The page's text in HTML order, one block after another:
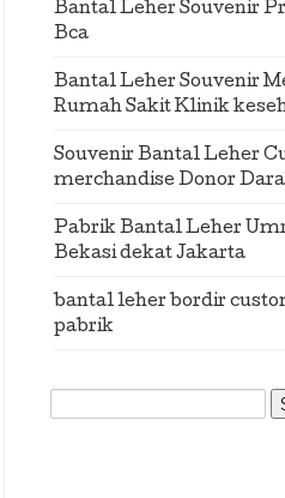
Bantal Leher Souvenir
Bca
Bantal Leher Souvenir
Rumah Sakit Klinik
Souvenir Bantal Leher
merchandise Donor
Pabrik Bantal Leher
Bekasi dekat Jakarta
bantal leher bordir
pabrik
Search
for: